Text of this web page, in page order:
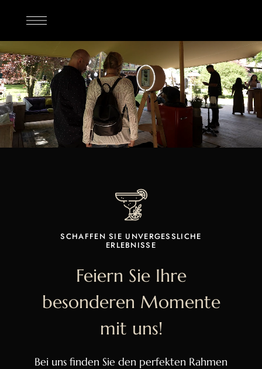
SCHAFFEN SIE UNVERGESSLICHE
ERLEBNISSE
Feiern Sie Ihre
besonderen Momente
mit uns!
Bei uns finden Sie den perfekten Rahmen